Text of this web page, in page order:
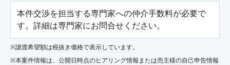
本件交渉を担当する専門家への仲介手数料が必要で
す。詳細は専門家にお問合せください。
※譲渡希望額は税抜き価格で表示しています。
※本案件情報は、公開日時点のヒアリング情報または売主様の自己申告情報